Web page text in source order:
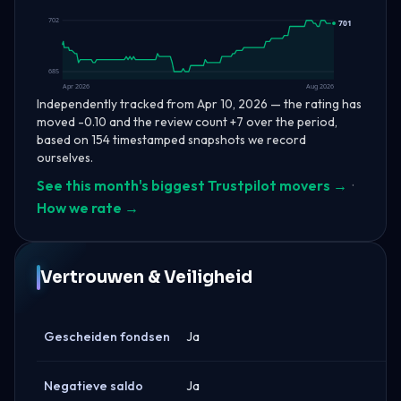
702
685
701
Apr 2026 Aug 2026
Independently tracked from Apr 10, 2026 — the rating has
moved -0.10 and the review count +7 over the period,
based on 154 timestamped snapshots we record
ourselves.
See this month's biggest Trustpilot movers → ·
How we rate →
Vertrouwen & Veiligheid
Gescheiden fondsen Ja
Negatieve saldo
Ja